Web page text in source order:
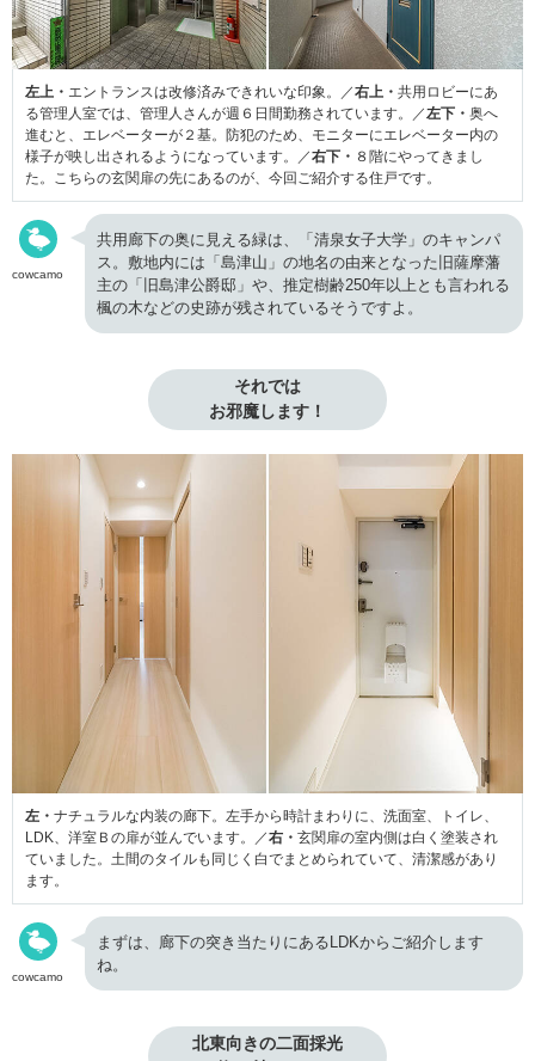
左上・ エントランスは改修済みできれいな印象。／右上・ 共用ロビーにあ
る管理人室では、管理人さんが週６日間勤務されています。／左下・ 奥へ
進むと、エレベーターが２基。防犯のため、モニターにエレベーター内の
様子が映し出されるようになっています。／右下・ ８階にやってきまし
た。こちらの玄関扉の先にあるのが、今回ご紹介する住戸です。
cowcamo
共用廊下の奥に見える緑は、「清泉女子大学」のキャンパ
ス。敷地内には「島津山」の地名の由来となった旧薩摩藩
主の「旧島津公爵邸」や、推定樹齢250年以上とも言われる
楓の木などの史跡が残されているそうですよ。
それでは
お邪魔します！
左・ ナチュラルな内装の廊下。左手から時計まわりに、洗面室、トイレ、
LDK、洋室Ｂの扉が並んでいます。／右・ 玄関扉の室内側は白く塗装され
ていました。土間のタイルも同じく白でまとめられていて、清潔感があり
ます。
cowcamo
まずは、廊下の突き当たりにあるLDKからご紹介します
ね。
北東向きの二面採光